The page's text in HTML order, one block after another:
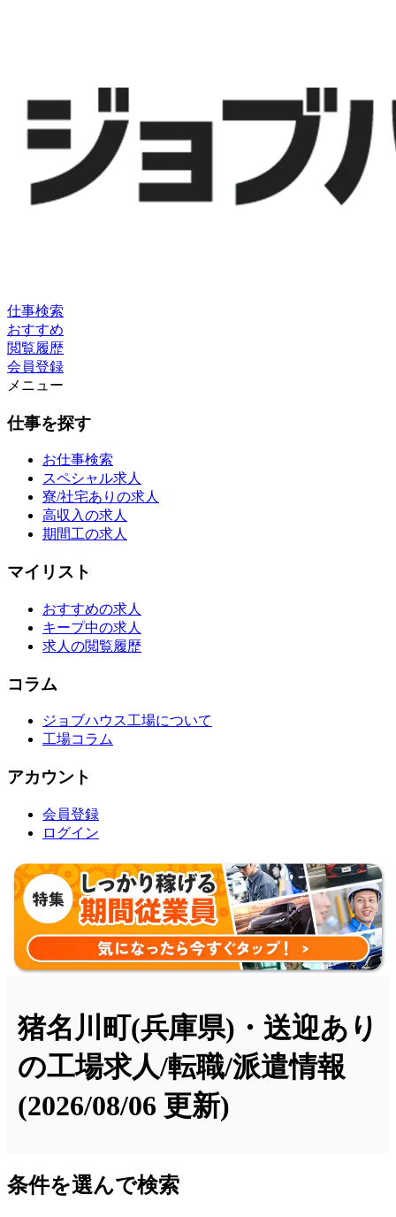
仕事検索
おすすめ
閲覧履歴
会員登録
メニュー
仕事を探す
お仕事検索
スペシャル求人
寮/社宅ありの求人
高収入の求人
期間工の求人
マイリスト
おすすめの求人
キープ中の求人
求人の閲覧履歴
コラム
ジョブハウス工場について
工場コラム
アカウント
会員登録
ログイン
猪名川町(兵庫県)・送迎あり
の工場求人/転職/派遣情報
(2026/08/06 更新)
条件を選んで検索